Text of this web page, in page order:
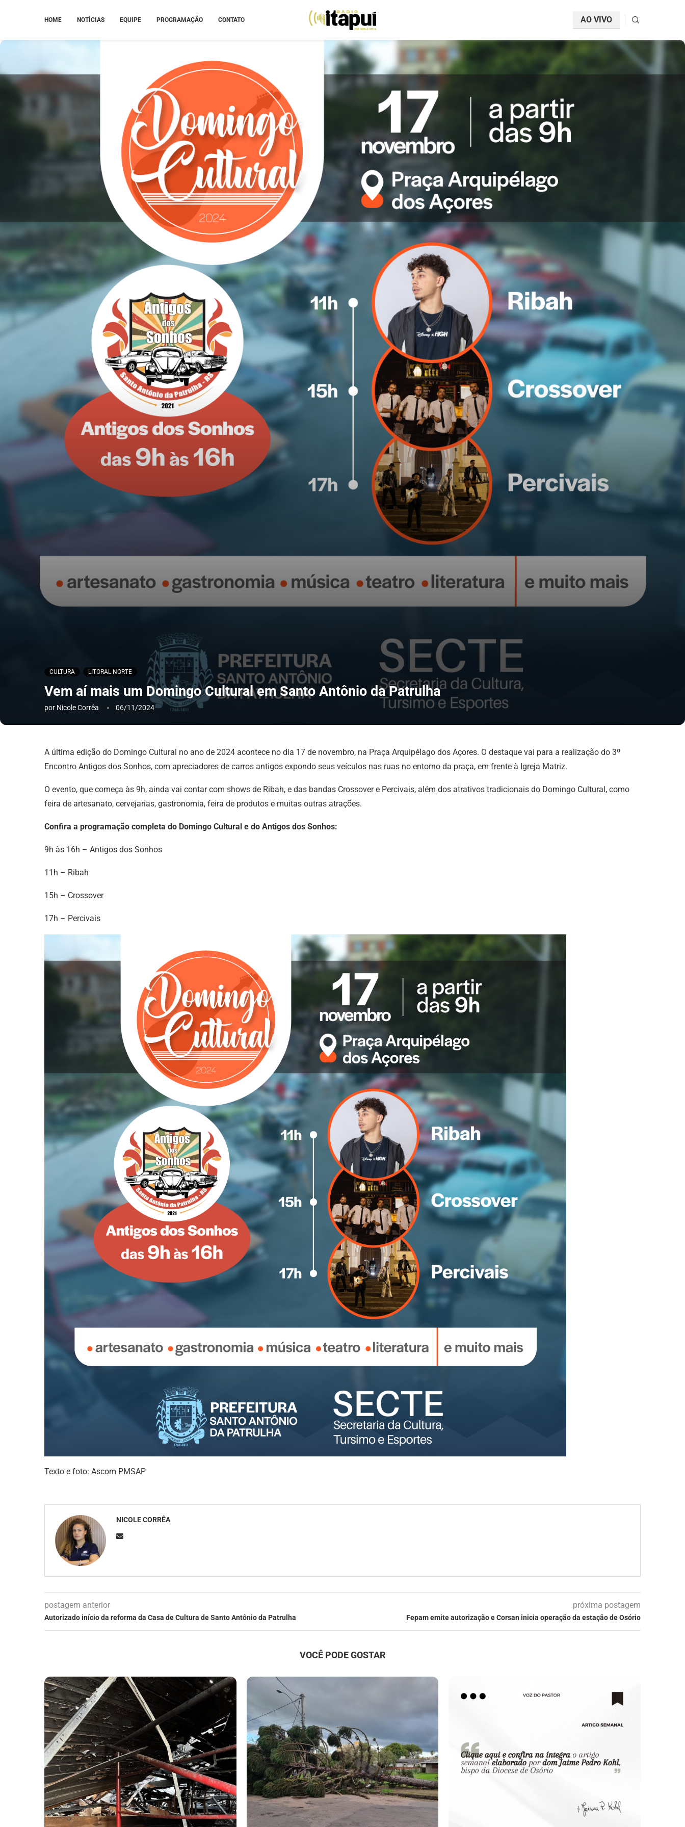
HOME NOTÍCIAS EQUIPE PROGRAMAÇÃO CONTATO AO VIVO
CULTURA LITORAL NORTE
Vem aí mais um Domingo Cultural em Santo Antônio da Patrulha
por Nicole Corrêa 06/11/2024
A última edição do Domingo Cultural no ano de 2024 acontece no dia 17 de novembro, na Praça Arquipélago dos Açores. O destaque vai para a realização do 3º
Encontro Antigos dos Sonhos, com apreciadores de carros antigos expondo seus veículos nas ruas no entorno da praça, em frente à Igreja Matriz.
O evento, que começa às 9h, ainda vai contar com shows de Ribah, e das bandas Crossover e Percivais, além dos atrativos tradicionais do Domingo Cultural, como
feira de artesanato, cervejarias, gastronomia, feira de produtos e muitas outras atrações.
Confira a programação completa do Domingo Cultural e do Antigos dos Sonhos:
9h às 16h – Antigos dos Sonhos
11h – Ribah
15h – Crossover
17h – Percivais
Texto e foto: Ascom PMSAP
NICOLE CORRÊA
postagem anterior
Autorizado início da reforma da Casa de Cultura de Santo Antônio da Patrulha
próxima postagem
Fepam emite autorização e Corsan inicia operação da estação de Osório
VOCÊ PODE GOSTAR